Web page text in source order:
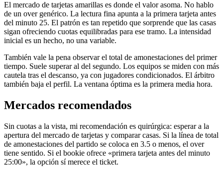
El mercado de tarjetas amarillas es donde el valor asoma. No hablo
de un over genérico. La lectura fina apunta a la primera tarjeta antes
del minuto 25. El patrón es tan repetido que sorprende que las casas
sigan ofreciendo cuotas equilibradas para ese tramo. La intensidad
inicial es un hecho, no una variable.
También vale la pena observar el total de amonestaciones del primer
tiempo. Suele superar al del segundo. Los equipos se miden con más
cautela tras el descanso, ya con jugadores condicionados. El árbitro
también baja el perfil. La ventana óptima es la primera media hora.
Mercados recomendados
Sin cuotas a la vista, mi recomendación es quirúrgica: esperar a la
apertura del mercado de tarjetas y comparar casas. Si la línea de total
de amonestaciones del partido se coloca en 3.5 o menos, el over
tiene sentido. Si el bookie ofrece «primera tarjeta antes del minuto
25:00», la opción sí merece el ticket.